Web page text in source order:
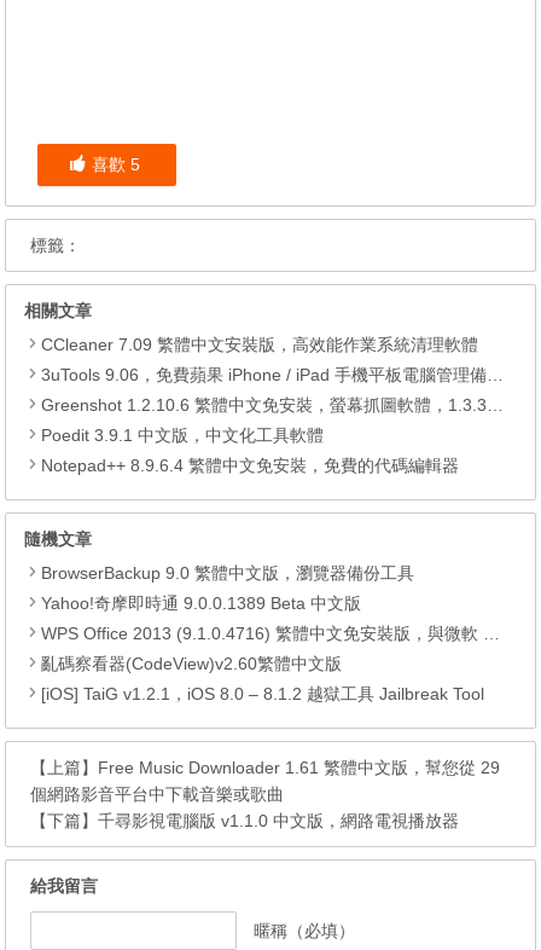
喜歡 5
標籤：
相關文章
CCleaner 7.09 繁體中文安裝版，高效能作業系統清理軟體
3uTools 9.06，免費蘋果 iPhone / iPad 手機平板電腦管理備份還原軟體
Greenshot 1.2.10.6 繁體中文免安裝，螢幕抓圖軟體，1.3.315 安裝版
Poedit 3.9.1 中文版，中文化工具軟體
Notepad++ 8.9.6.4 繁體中文免安裝，免費的代碼編輯器
隨機文章
BrowserBackup 9.0 繁體中文版，瀏覽器備份工具
Yahoo!奇摩即時通 9.0.0.1389 Beta 中文版
WPS Office 2013 (9.1.0.4716) 繁體中文免安裝版，與微軟 Office 相容的免費辦公室軟體
亂碼察看器(CodeView)v2.60繁體中文版
[iOS] TaiG v1.2.1，iOS 8.0 – 8.1.2 越獄工具 Jailbreak Tool
【上篇】 Free Music Downloader 1.61 繁體中文版，幫您從 29
個網路影音平台中下載音樂或歌曲
【下篇】千尋影視電腦版 v1.1.0 中文版，網路電視播放器
給我留言
暱稱（必填）